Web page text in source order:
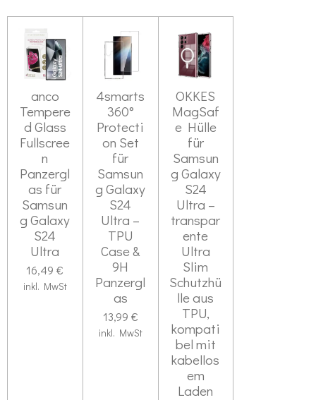
e
e
e
e
n
anco
Tempere
d Glass
Fullscree
n
Panzergl
as für
Samsun
g Galaxy
S24
Ultra
16,49 €
inkl. MwSt
4smarts
360°
Protecti
on Set
für
Samsun
g Galaxy
S24
Ultra –
TPU
Case &
9H
Panzergl
as
13,99 €
inkl. MwSt
OKKES
MagSaf
e Hülle
für
Samsun
g Galaxy
S24
Ultra –
transpar
ente
Ultra
Slim
Schutzhü
lle aus
TPU,
kompati
bel mit
kabellos
em
Laden